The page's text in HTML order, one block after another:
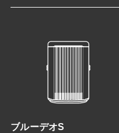
ブルーデオS